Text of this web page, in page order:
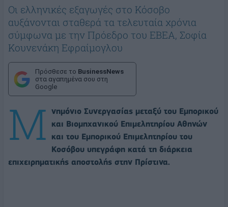
Οι ελληνικές εξαγωγές στο Κόσοβο
αυξάνονται σταθερά τα τελευταία χρόνια
σύμφωνα με την Πρόεδρο του ΕΒΕΑ, Σοφία
Κουνενάκη Εφραίμογλου
Πρόσθεσε το BusinessNews
στα αγαπημένα σου στη
Google
Μ νημόνιο Συνεργασίας μεταξύ του Εμπορικού
και Βιομηχανικού Επιμελητηρίου Αθηνών
και του Εμπορικού Επιμελητηρίου του
Κοσόβου υπεγράφη κατά τη διάρκεια
επιχειρηματικής αποστολής στην Πρίστινα.